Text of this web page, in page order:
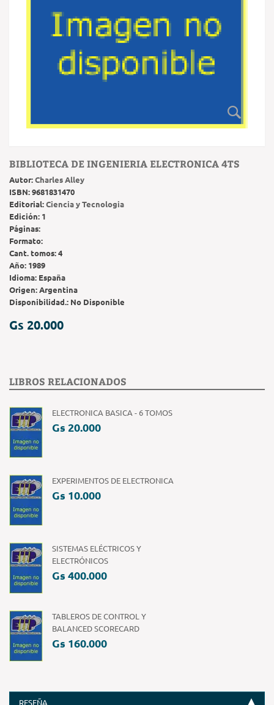
BIBLIOTECA DE INGENIERIA ELECTRONICA 4TS
Autor:Charles Alley
ISBN:9681831470
Editorial:Ciencia y Tecnologia
Edición: 1
Páginas:
Formato:
Cant. tomos:4
Año: 1989
Idioma: España
Origen:Argentina
Disponibilidad.: No Disponible
Gs 20.000
LIBROS RELACIONADOS
ELECTRONICA BASICA - 6 TOMOS
Gs 20.000
EXPERIMENTOS DE ELECTRONICA
Gs 10.000
SISTEMAS ELÉCTRICOS Y
ELECTRÓNICOS
Gs 400.000
TABLEROS DE CONTROL Y
BALANCED SCORECARD
Gs 160.000
RESEÑA